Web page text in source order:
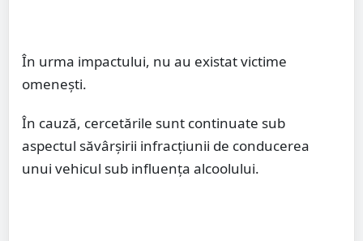
În urma impactului, nu au existat victime
omenești.
În cauză, cercetările sunt continuate sub
aspectul săvârșirii infracțiunii de conducerea
unui vehicul sub influența alcoolului.